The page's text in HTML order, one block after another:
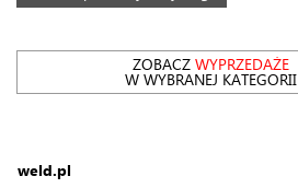
ZOBACZWYPRZEDAŻE
W WYBRANEJ KATEGORII
weld.pl